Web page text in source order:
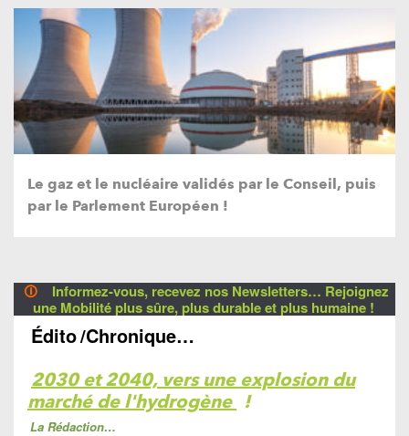
Le gaz et le nucléaire validés par le Conseil, puis
par le Parlement Européen !
🛈
Informez-vous, recevez nos Newsletters… Rejoignez
une Mobilité plus sûre, plus durable et plus humaine !
Édito/Chronique…
2030 et 2040, vers une explosion du
marché de l'hydrogène !
La Rédaction…